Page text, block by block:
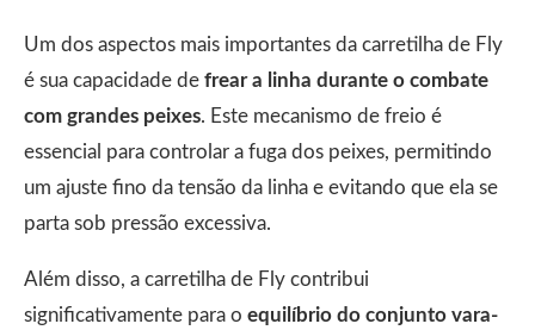
Um dos aspectos mais importantes da carretilha de Fly
é sua capacidade de frear a linha durante o combate
com grandes peixes. Este mecanismo de freio é
essencial para controlar a fuga dos peixes, permitindo
um ajuste fino da tensão da linha e evitando que ela se
parta sob pressão excessiva.
Além disso, a carretilha de Fly contribui
significativamente para o equilíbrio do conjunto vara-